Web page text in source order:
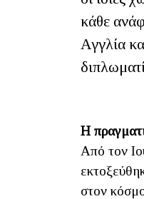
κάθε
Αγγλία
Η
Από τον
στον